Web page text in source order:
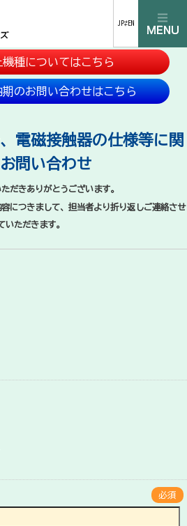
JP⇄EN
種についてはこちら
のお問い合わせはこちら
電磁接触器の仕様等に関
問い合わせ
だきありがとうございます。
につきまして、担当者より折り返しご連絡させ
いただきます。
必須